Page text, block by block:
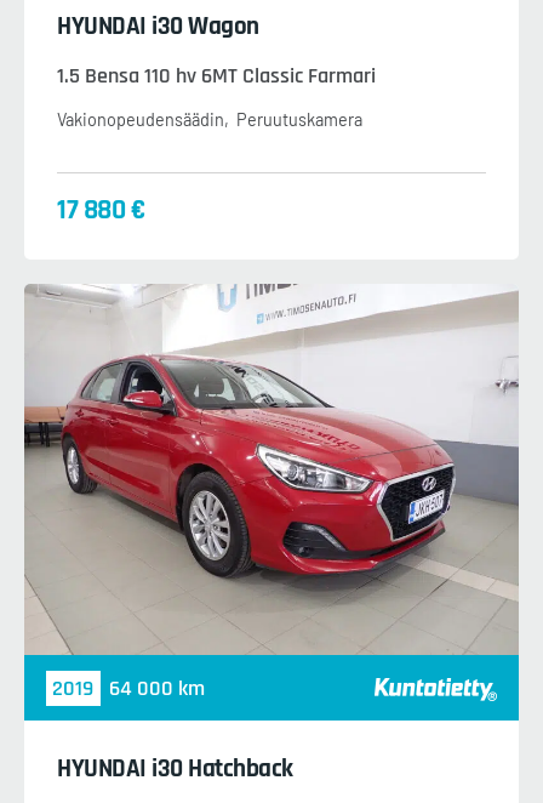
HYUNDAI i30 Wagon
1.5 Bensa 110 hv 6MT Classic Farmari
Vakionopeudensäädin Peruutuskamera
17 880 €
2019 64 000 km
HYUNDAI i30 Hatchback